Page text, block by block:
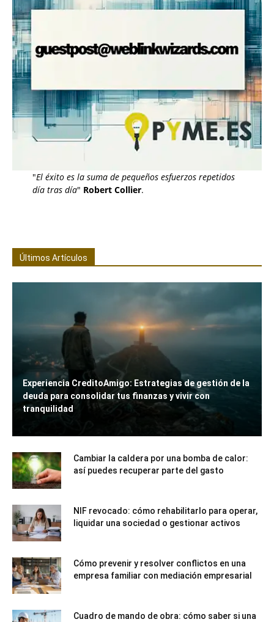
"El éxito es la suma de pequeños esfuerzos repetidos
día tras día" Robert Collier.
Últimos Artículos
Experiencia CreditoAmigo: Estrategias de gestión de la
deuda para consolidar tus finanzas y vivir con
tranquilidad
Cambiar la caldera por una bomba de calor:
así puedes recuperar parte del gasto
NIF revocado: cómo rehabilitarlo para operar,
liquidar una sociedad o gestionar activos
Cómo prevenir y resolver conflictos en una
empresa familiar con mediación empresarial
Cuadro de mando de obra: cómo saber si una